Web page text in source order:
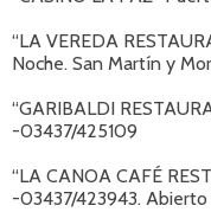
“LA VEREDA
Noche. San Martín y
“GARIBALDI
-03437/425109
“LA CANOA CAFÉ
-03437/423943.